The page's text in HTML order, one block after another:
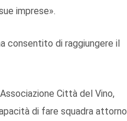
imprese».
consentito di raggiungere il
Città del Vino,
di fare squadra attorno